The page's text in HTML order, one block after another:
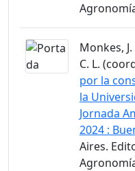
Monkes,
C. L.
por la
la
Jornada
2024 :
Aires.